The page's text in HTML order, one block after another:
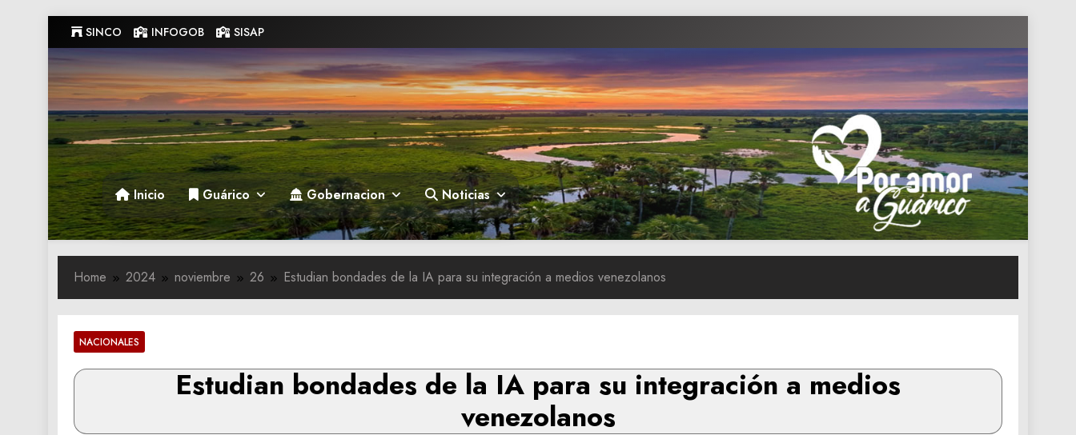
to
content
SINCO INFOGOB SISAP
Gobernacion de Guarico
Gobernacion de Guarico
Inicio Guárico Gobernacion Noticias
Home 2024 noviembre 26 Estudian bondades de la IA para su integración a medios venezolanos
NACIONALES
Estudian bondades de la IA para su integración a medios
venezolanos